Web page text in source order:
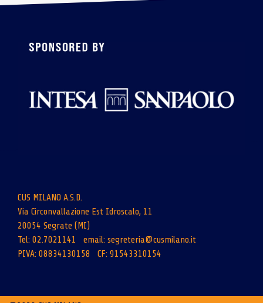
CUS MILANO A.S.D.
Via Circonvallazione Est Idroscalo, 11
20054 Segrate (MI)
Tel: 02.7021141 email: segreteria@cusmilano.it
PIVA: 08834130158 CF: 91543310154